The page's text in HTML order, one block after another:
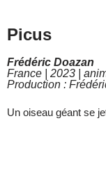
Picus
Frédéric Doazan
France | 2023 |
Production :
Un oiseau géant se